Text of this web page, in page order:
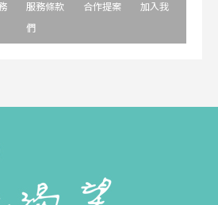
服務條款 合作提案
加入我
們